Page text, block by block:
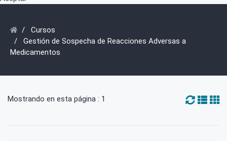
Cursos
Gestión de Sospecha de Reacciones Adversas a
Medicamentos
Mostrando en esta página : 1